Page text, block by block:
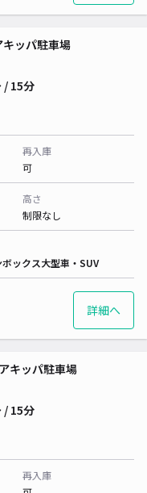
ッパ駐車場
/ 15分
再入庫
可
高さ
制限なし
ボックス大型車・SUV
詳細へ
キッパ駐車場
/ 15分
再入庫